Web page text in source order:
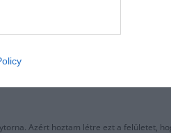
Azért hoztam létre ezt a felületet,